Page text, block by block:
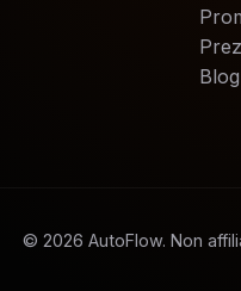
Blog
© 2026 AutoFlow. Non